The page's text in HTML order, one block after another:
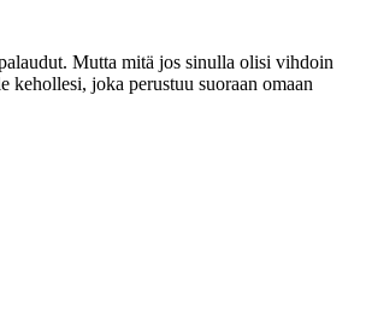
Mutta mitä jos sinulla olisi vihdoin
kehollesi, joka perustuu suoraan omaan